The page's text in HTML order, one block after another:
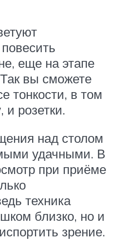
еще на этапе
вы сможете
тонкости, в том
и розетки.
над столом
удачными. В
при приёме
техника
близко, но и
зрение.